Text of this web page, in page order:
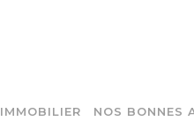
IMMOBILIER NOS BONNES